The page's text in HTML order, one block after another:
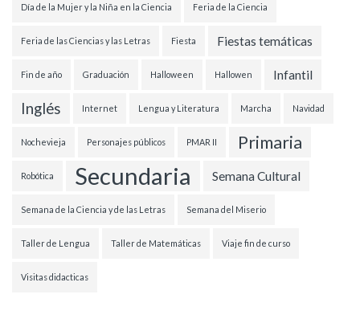
Día de la Mujer y la Niña en la Ciencia Feria de la Ciencia
Feria de las Ciencias y las Letras Fiesta Fiestas temáticas
Fin de año Graduación Halloween Hallowen Infantil
Inglés Internet Lengua y Literatura Marcha Navidad
Nochevieja Personajes públicos PMAR II Primaria
Robótica Secundaria Semana Cultural
Semana de la Ciencia y de las Letras Semana del Miserio
Taller de Lengua Taller de Matemáticas Viaje fin de curso
Visitas didacticas